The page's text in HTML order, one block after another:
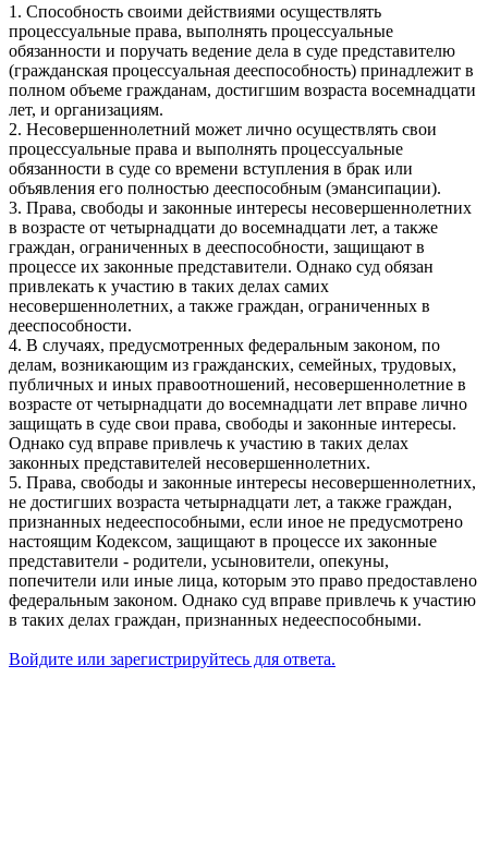
1. Способность своими действиями осуществлять
процессуальные права, выполнять процессуальные
обязанности и поручать ведение дела в суде представителю
(гражданская процессуальная дееспособность) принадлежит в
полном объеме гражданам, достигшим возраста восемнадцати
лет, и организациям.
2. Несовершеннолетний может лично осуществлять свои
процессуальные права и выполнять процессуальные
обязанности в суде со времени вступления в брак или
объявления его полностью дееспособным (эмансипации).
3. Права, свободы и законные интересы несовершеннолетних
в возрасте от четырнадцати до восемнадцати лет, а также
граждан, ограниченных в дееспособности, защищают в
процессе их законные представители. Однако суд обязан
привлекать к участию в таких делах самих
несовершеннолетних, а также граждан, ограниченных в
дееспособности.
4. В случаях, предусмотренных федеральным законом, по
делам, возникающим из гражданских, семейных, трудовых,
публичных и иных правоотношений, несовершеннолетние в
возрасте от четырнадцати до восемнадцати лет вправе лично
защищать в суде свои права, свободы и законные интересы.
Однако суд вправе привлечь к участию в таких делах
законных представителей несовершеннолетних.
5. Права, свободы и законные интересы несовершеннолетних,
не достигших возраста четырнадцати лет, а также граждан,
признанных недееспособными, если иное не предусмотрено
настоящим Кодексом, защищают в процессе их законные
представители - родители, усыновители, опекуны,
попечители или иные лица, которым это право предоставлено
федеральным законом. Однако суд вправе привлечь к участию
в таких делах граждан, признанных недееспособными.
Войдите или зарегистрируйтесь для ответа.